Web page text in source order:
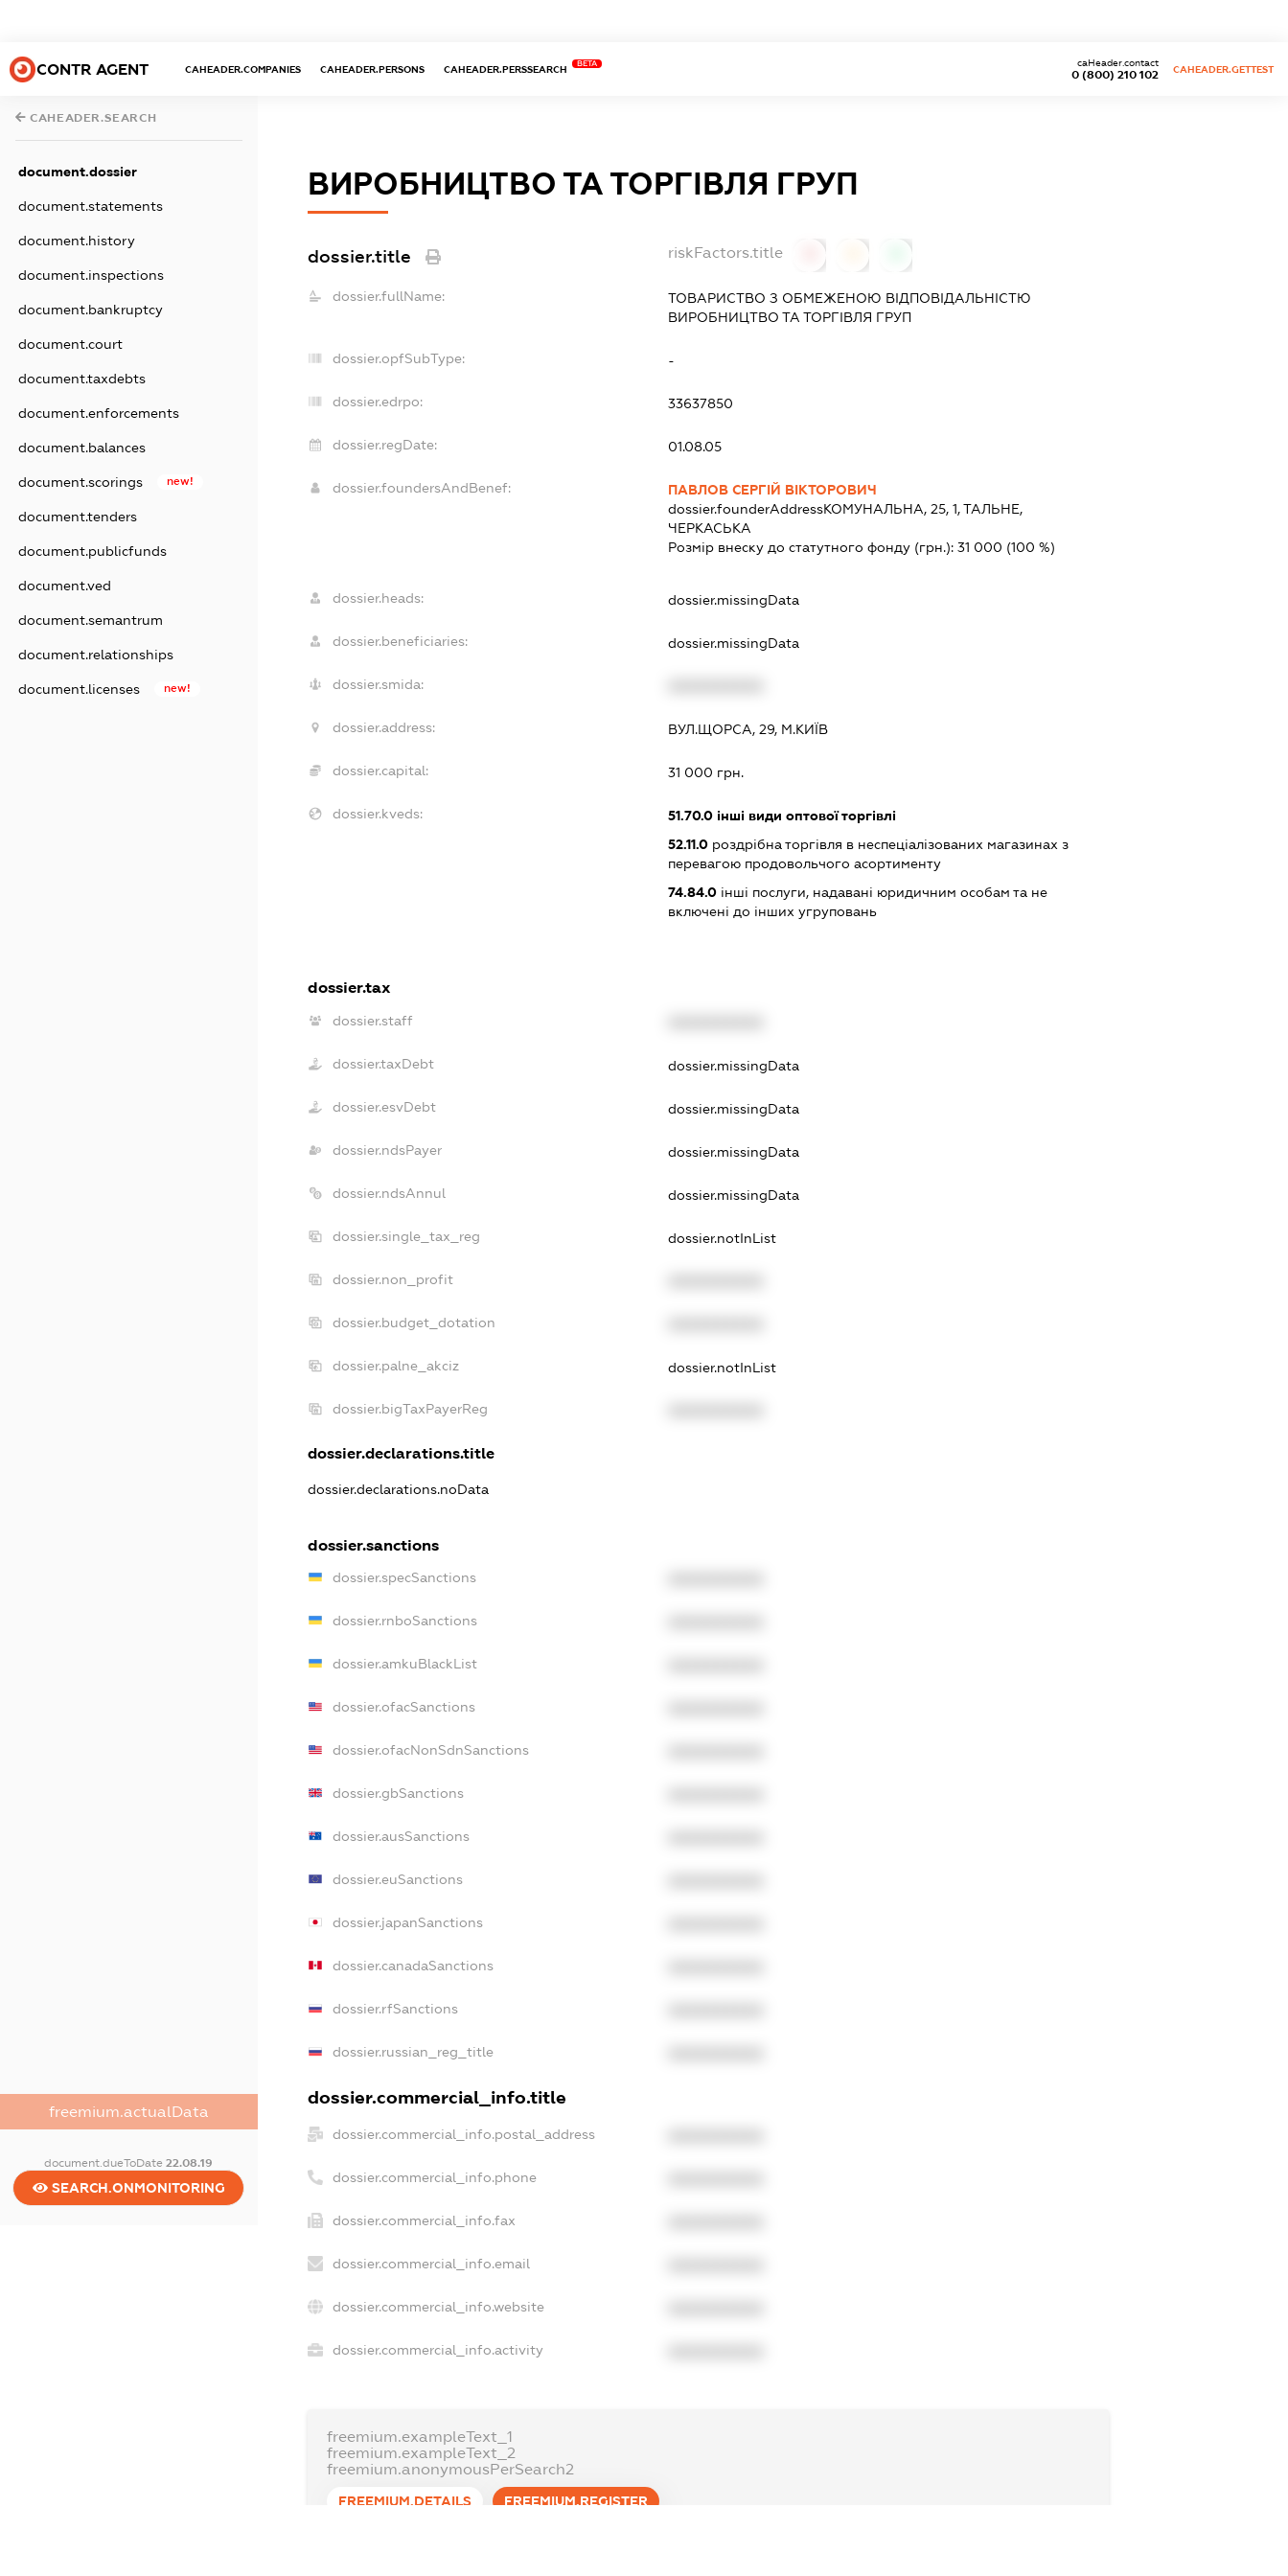
CONTR AGENT CAHEADER.COMPANIES CAHEADER.PERSONS CAHEADER.PERSSEARCH
BETA
0 (800) 210 102
caHeader.contact
CAHEADER.GETTEST
CAHEADER.SEARCH
document.dossier
document.statements
document.history
document.inspections
document.bankruptcy
document.court
document.taxdebts
document.enforcements
document.balances
document.scorings new!
document.tenders
document.publicfunds
document.ved
document.semantrum
document.relationships
document.licenses new!
freemium.actualData
document.dueToDate22.08.19
SEARCH.ONMONITORING
ВИРОБНИЦТВО ТА ТОРГІВЛЯ ГРУП
dossier.title riskFactors.title
dossier.fullName:
ТОВАРИСТВО З ОБМЕЖЕНОЮ ВІДПОВІДАЛЬНІСТЮ
ВИРОБНИЦТВО ТА ТОРГІВЛЯ ГРУП
dossier.opfSubType: -
dossier.edrpo: 33637850
dossier.regDate: 01.08.05
dossier.foundersAndBenef:
ПАВЛОВ СЕРГІЙ ВІКТОРОВИЧ
dossier.founderAddressКОМУНАЛЬНА, 25, 1, ТАЛЬНЕ,
ЧЕРКАСЬКА
Розмір внеску до статутного фонду (грн.):31 000 (100 %)
dossier.heads: dossier.missingData
dossier.beneficiaries: dossier.missingData
dossier.smida:
dossier.address: ВУЛ.ЩОРСА, 29, М.КИЇВ
dossier.capital: 31 000 грн.
dossier.kveds: 51.70.0 інші види оптової торгівлі
52.11.0 роздрібна торгівля в неспеціалізованих магазинах з
перевагою продовольчого асортименту
74.84.0 інші послуги, надавані юридичним особам та не
включені до інших угруповань
dossier.tax
dossier.staff
dossier.taxDebt dossier.missingData
dossier.esvDebt dossier.missingData
dossier.ndsPayer dossier.missingData
dossier.ndsAnnul dossier.missingData
dossier.single_tax_reg dossier.notInList
dossier.non_profit
dossier.budget_dotation
dossier.palne_akciz dossier.notInList
dossier.bigTaxPayerReg
dossier.declarations.title
dossier.declarations.noData
dossier.sanctions
dossier.specSanctions
dossier.rnboSanctions
dossier.amkuBlackList
dossier.ofacSanctions
dossier.ofacNonSdnSanctions
dossier.gbSanctions
dossier.ausSanctions
dossier.euSanctions
dossier.japanSanctions
dossier.canadaSanctions
dossier.rfSanctions
dossier.russian_reg_title
dossier.commercial_info.title
dossier.commercial_info.postal_address
dossier.commercial_info.phone
dossier.commercial_info.fax
dossier.commercial_info.email
dossier.commercial_info.website
dossier.commercial_info.activity
freemium.exampleText_1
freemium.exampleText_2
freemium.anonymousPerSearch2
FREEMIUM.DETAILS FREEMIUM.REGISTER